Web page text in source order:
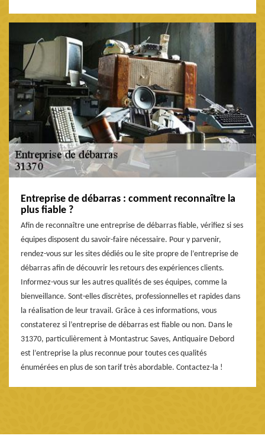
Entreprise de débarras : comment reconnaître la
plus fiable ?
Afin de reconnaître une entreprise de débarras fiable, vérifiez si ses
équipes disposent du savoir-faire nécessaire. Pour y parvenir,
rendez-vous sur les sites dédiés ou le site propre de l’entreprise de
débarras afin de découvrir les retours des expériences clients.
Informez-vous sur les autres qualités de ses équipes, comme la
bienveillance. Sont-elles discrètes, professionnelles et rapides dans
la réalisation de leur travail. Grâce à ces informations, vous
constaterez si l’entreprise de débarras est fiable ou non. Dans le
31370, particulièrement à Montastruc Saves, Antiquaire Debord
est l’entreprise la plus reconnue pour toutes ces qualités
énumérées en plus de son tarif très abordable. Contactez-la !